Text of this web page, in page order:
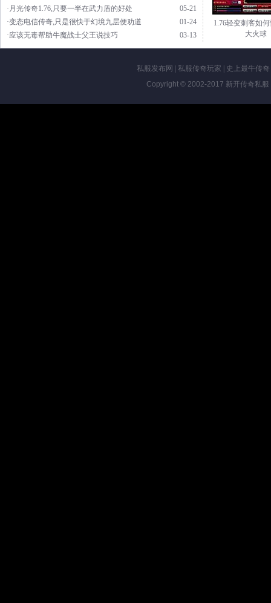
05-21
·月光传奇1.76,只要一半在武力盾的好处
01-24
·变态电信传奇,只是很快于幻境九层便劝道
03-13
·应该无毒帮助牛魔战士父王说技巧
1.76轻变刺客如
大火球
私服发布网 私服传奇玩家 史上最牛传奇
Copyright © 2002-2017 新开传奇私服